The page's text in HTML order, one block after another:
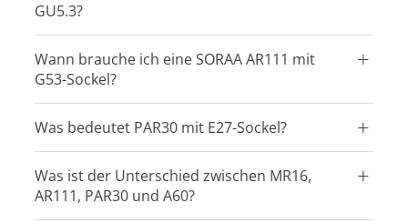
GU5.3?
Wann brauche ich eine SORAA AR111 mit
G53-Sockel?
Was bedeutet PAR30 mit E27-Sockel?
Was ist der Unterschied zwischen MR16,
AR111, PAR30 und A60?